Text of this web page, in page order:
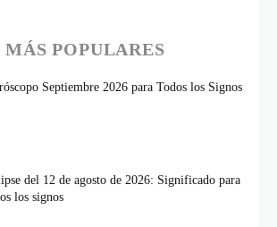
POPULARES
Septiembre 2026 para Todos los Signos
del 12 de agosto de 2026: Significado para
los signos